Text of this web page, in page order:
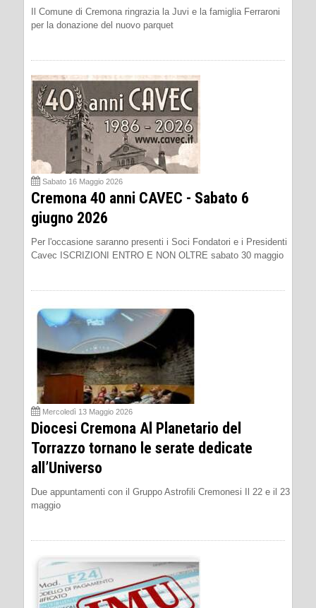
Il Comune di Cremona ringrazia la Juvi e la famiglia Ferraroni
per la donazione del nuovo parquet
Sabato 16 Maggio 2026
Cremona 40 anni CAVEC - Sabato 6
giugno 2026
Per l'occasione saranno presenti i Soci Fondatori e i Presidenti
Cavec ISCRIZIONI ENTRO E NON OLTRE sabato 30 maggio
Mercoledì 13 Maggio 2026
Diocesi Cremona Al Planetario del
Torrazzo tornano le serate dedicate
all’Universo
Due appuntamenti con il Gruppo Astrofili Cremonesi Il 22 e il 23
maggio